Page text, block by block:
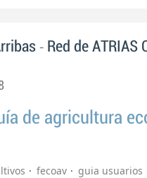
- Red de ATRIAS
de agricultura
fecoav
guia usuarios